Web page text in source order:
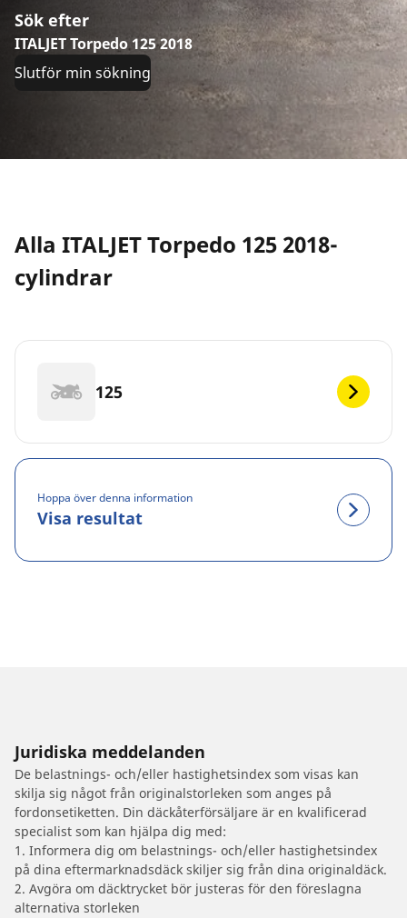
Sök efter
ITALJET Torpedo 125 2018
Slutför min sökning
Alla ITALJET Torpedo 125 2018-
cylindrar
125
Hoppa över denna information
Visa resultat
Juridiska meddelanden
De belastnings- och/eller hastighetsindex som visas kan
skilja sig något från originalstorleken som anges på
fordonsetiketten. Din däckåterförsäljare är en kvalificerad
specialist som kan hjälpa dig med:
1. Informera dig om belastnings- och/eller hastighetsindex
på dina eftermarknadsdäck skiljer sig från dina originaldäck.
2. Avgöra om däcktrycket bör justeras för den föreslagna
alternativa storleken